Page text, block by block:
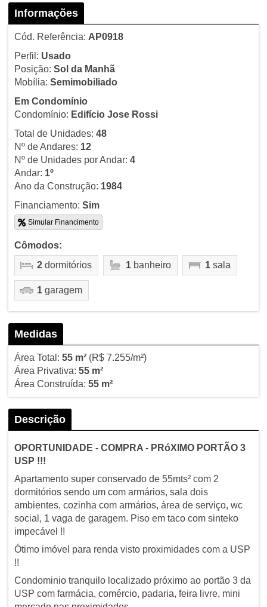
Informações
Cód. Referência: AP0918
Perfil: Usado
Posição: Sol da Manhã
Mobília: Semimobiliado
Em Condomínio
Condomínio: Edifício Jose Rossi
Total de Unidades: 48
Nº de Andares: 12
Nº de Unidades por Andar: 4
Andar: 1º
Ano da Construção: 1984
Financiamento: Sim
Simular Financimento
Cômodos:
2dormitórios 1banheiro 1sala
1garagem
Medidas
Área Total: 55 m²(R$ 7.255/m²)
Área Privativa: 55 m²
Área Construída: 55 m²
Descrição
OPORTUNIDADE - COMPRA - PRóXIMO PORTÃO 3
USP !!!
Apartamento super conservado de 55mts² com 2
dormitórios sendo um com armários, sala dois
ambientes, cozinha com armários, área de serviço, wc
social, 1 vaga de garagem. Piso em taco com sinteko
impecável !!
Ótimo imóvel para renda visto proximidades com a USP
!!
Condominio tranquilo localizado próximo ao portão 3 da
USP com farmácia, comércio, padaria, feira livre, mini